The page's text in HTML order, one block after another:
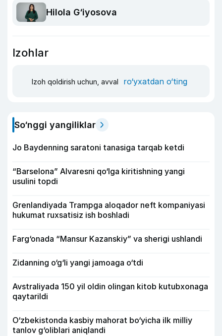
Hilola G‘iyosova
Izohlar
Izoh qoldirish uchun, avval ro‘yxatdan o‘ting
So‘nggi yangiliklar
Jo Baydenning saratoni tanasiga tarqab ketdi
“Barselona” Alvaresni qo‘lga kiritishning yangi
usulini topdi
Grenlandiyada Trampga aloqador neft kompaniyasi
hukumat ruxsatisiz ish boshladi
Farg‘onada “Mansur Kazanskiy” va sherigi ushlandi
Zidanning o‘g‘li yangi jamoaga o‘tdi
Avstraliyada 150 yil oldin olingan kitob kutubxonaga
qaytarildi
O‘zbekistonda kasbiy mahorat bo‘yicha ilk milliy
tanlov g‘oliblari aniqlandi